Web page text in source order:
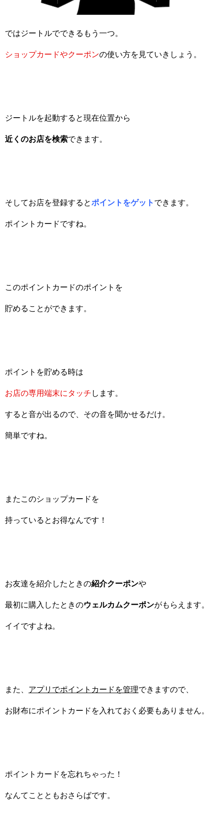
ではジートルでできるもう一つ。
ショップカードやクーポンの使い方を見ていきしょう。
ジートルを起動すると現在位置から
近くのお店を検索できます。
そしてお店を登録するとポイントをゲット できます。
ポイントカードですね。
このポイントカードのポイントを
貯めることができます。
ポイントを貯める時は
お店の専用端末にタッチ します。
すると音が出るので、その音を聞かせるだけ。
簡単ですね。
またこのショップカードを
持っているとお得なんです！
お友達を紹介したときの紹介クーポンや
最初に購入したときのウェルカムクーポンがもらえます。
イイですよね。
また、 アプリでポイントカードを管理できますので、
お財布にポイントカードを入れておく必要もありません。
ポイントカードを忘れちゃった！
なんてことともおさらばです。